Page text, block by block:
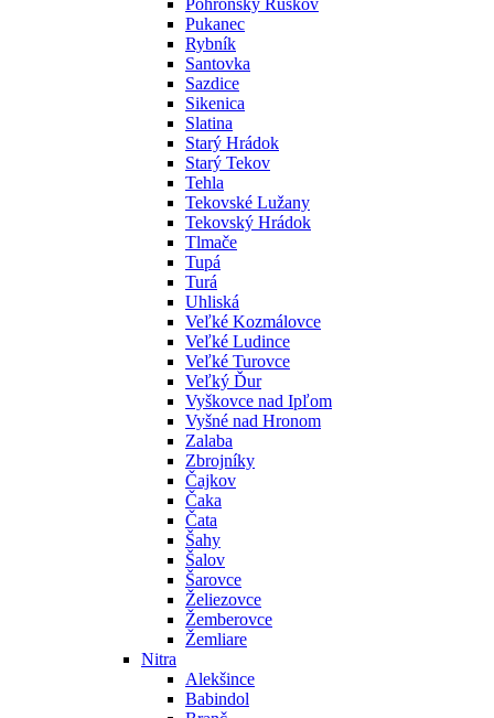
Pohronský Ruskov
Pukanec
Rybník
Santovka
Sazdice
Sikenica
Slatina
Starý Hrádok
Starý Tekov
Tehla
Tekovské Lužany
Tekovský Hrádok
Tlmače
Tupá
Turá
Uhliská
Veľké Kozmálovce
Veľké Ludince
Veľké Turovce
Veľký Ďur
Vyškovce nad Ipľom
Vyšné nad Hronom
Zalaba
Zbrojníky
Čajkov
Čaka
Čata
Šahy
Šalov
Šarovce
Želiezovce
Žemberovce
Žemliare
Nitra
Alekšince
Babindol